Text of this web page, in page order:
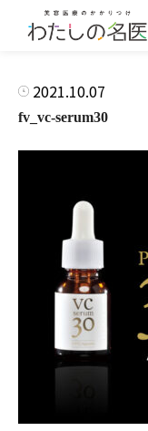
2021.10.07
fv_vc-serum30